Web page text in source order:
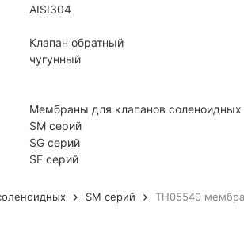
AISI304
Клапан обратный
чугунный
Мембраны для клапанов соленоидных
SM серий
SG серий
SF серий
SM серий TH05540